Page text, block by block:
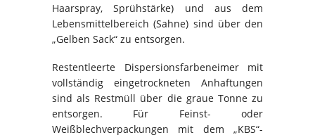
Haarspray, Sprühstärke) und aus dem
Lebensmittelbereich (Sahne) sind über den
„Gelben Sack“ zu entsorgen.
Restentleerte Dispersionsfarbeneimer mit
vollständig eingetrockneten Anhaftungen
sind als Restmüll über die graue Tonne zu
entsorgen. Für Feinst- oder
Weißblechverpackungen mit dem „KBS“-